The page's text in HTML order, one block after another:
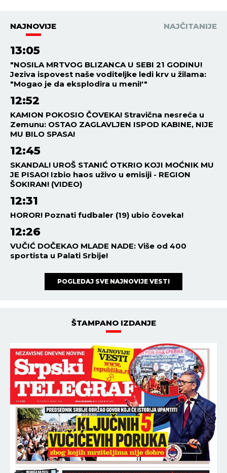
NAJNOVIJE NAJČITANIJE
13:05
"NOSILA MRTVOG BLIZANCA U SEBI 21 GODINU!
Jeziva ispovest naše voditeljke ledi krv u žilama:
"Mogao je da eksplodira u meni!'"
12:52
KAMION POKOSIO ČOVEKA! Stravična nesreća u
Zemunu: OSTAO ZAGLAVLJEN ISPOD KABINE, NIJE
MU BILO SPASA!
12:45
SKANDAL! UROŠ STANIĆ OTKRIO KOJI MOĆNIK MU
JE PISAO! Izbio haos uživo u emisiji - REGION
ŠOKIRAN! (VIDEO)
12:31
HOROR! Poznati fudbaler (19) ubio čoveka!
12:26
VUČIĆ DOČEKAO MLADE NADE: Više od 400
sportista u Palati Srbije!
POGLEDAJ SVE NAJNOVIJE VESTI
ŠTAMPANO IZDANJE